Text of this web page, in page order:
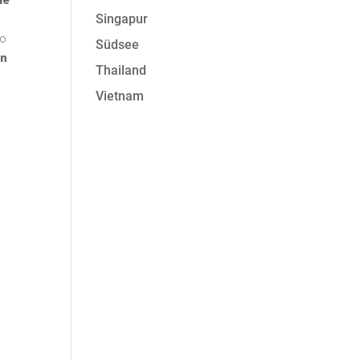
Singapur
Südsee
Thailand
Vietnam